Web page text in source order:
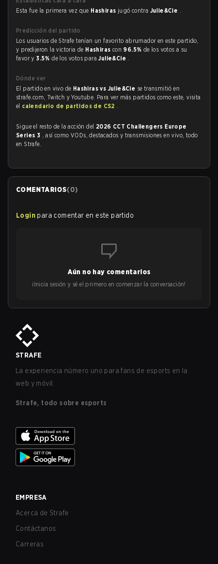
Esta fue la primera vez que Hashiras jugó contra Julie&Cie .
Predicción del partido
Los usuarios de Strafe tenían un favorito abrumador en este partido,
y predijeron la victoria de Hashiras con 96.5% de los votos a su
favor y3.5%de los votos paraJulie&Cie .
Dónde ver
El partido en vivo de Hashiras vs Julie&Cie se transmitió en
strafe.com, Twitch y Youtube. Para ver más partidos como este, visita
el calendario de partidos de CS2 .
Sigue el resto de la acción del 2026 CCT Challengers Europe
Series 3 , así como VODs, destacados y transmisiones en vivo, todo
en Strafe.
COMENTARIOS(0)
Login para comentar en este partido
Aún no hay comentarios
¡Inicia sesión y sé el primero en comenzar la conversación!
STRAFE
La experiencia número uno para fans de esports en la
web y móvil.
Strafe, todo sobre esports
EMPRESA
Acerca de Strafe
Contáctanos
Carreras